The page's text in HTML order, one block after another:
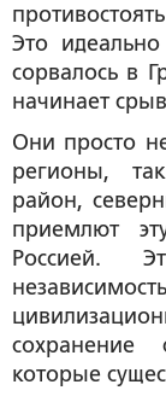
Это
сорвалось в
начинает
Они просто
регионы,
район,
приемлют
Россией.
которые